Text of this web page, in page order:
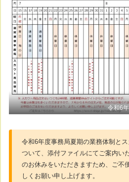
令和6
令和6年度事務局夏期の業務体制と
ついて、添付ファイルにてご案内い
のお休みをいただきますため、ご不
しくお願い申し上げます。